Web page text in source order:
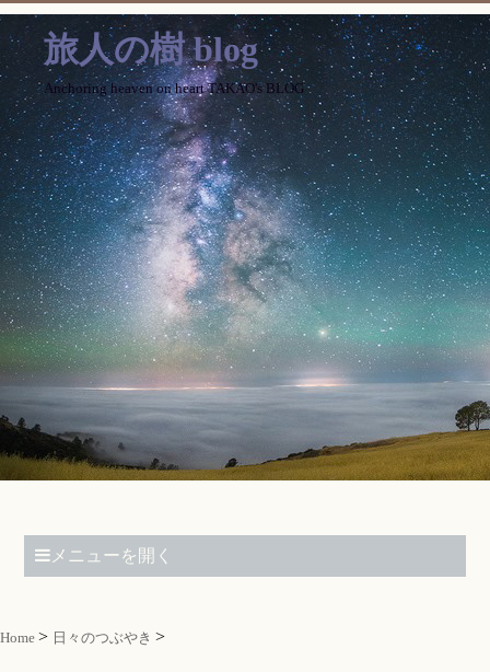
旅人の樹 blog
Anchoring heaven on heart TAKAO's BLOG
メニューを開く
Home 日々のつぶやき